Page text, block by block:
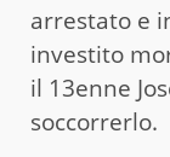
arrestato e
investito
il 13enne
soccorrerlo.